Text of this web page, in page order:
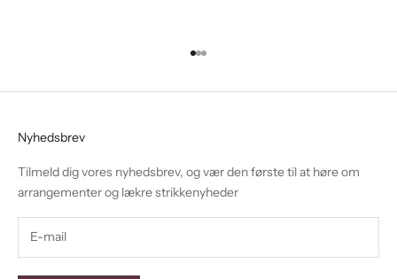
Gå til element 1
Gå til element 2
Gå til element 3
Nyhedsbrev
Tilmeld dig vores nyhedsbrev, og vær den første til at høre om
arrangementer og lækre strikkenyheder